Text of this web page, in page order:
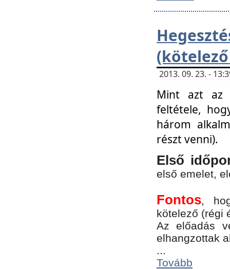
2013. 09. 23. -
Mint azt az
feltétele,
három
részt venni).
Első
első emelet,
Fontos,
kötelező (régi
Az előadás
elhangzottak
...
Tovább